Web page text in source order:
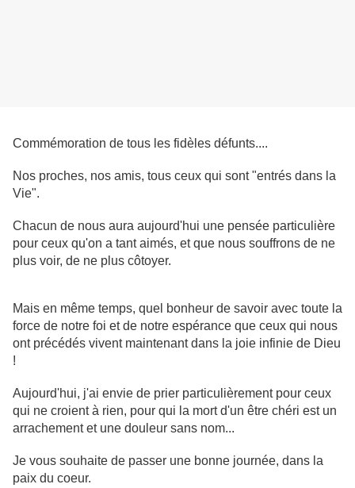
Commémoration de tous les fidèles défunts....
Nos proches, nos amis, tous ceux qui sont "entrés dans la
Vie".
Chacun de nous aura aujourd'hui une pensée particulière
pour ceux qu'on a tant aimés, et que nous souffrons de ne
plus voir, de ne plus côtoyer.
Mais en même temps, quel bonheur de savoir avec toute la
force de notre foi et de notre espérance que ceux qui nous
ont précédés vivent maintenant dans la joie infinie de Dieu
!
Aujourd'hui, j'ai envie de prier particulièrement pour ceux
qui ne croient à rien, pour qui la mort d'un être chéri est un
arrachement et une douleur sans nom...
Je vous souhaite de passer une bonne journée, dans la
paix du coeur.